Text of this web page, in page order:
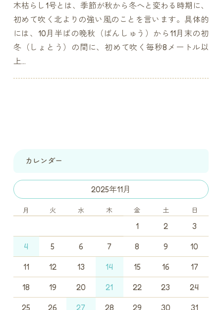
木枯らし1号とは、季節が秋から冬へと変わる時期に、
初めて吹く北よりの強い風のことを言います。具体的
には、10月半ばの晩秋（ばんしゅう）から11月末の初
冬（しょとう）の間に、初めて吹く毎秒8メートル以
上...
カレンダー
2025年11月
月 火 水 木 金 土 日
1 2 3
4 5 6 7 8 9 10
11 12 13 14 15 16 17
18 19 20 21 22 23 24
25 26 27 28 29 30 31